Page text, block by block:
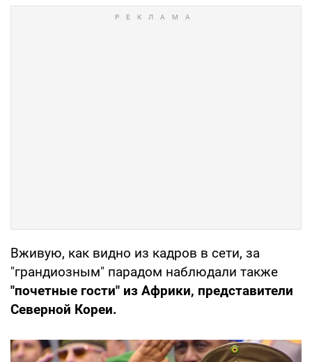
Вживую, как видно из кадров в сети, за
"грандиозным" парадом наблюдали также
"почетные гости" из Африки, представители
Северной Кореи.